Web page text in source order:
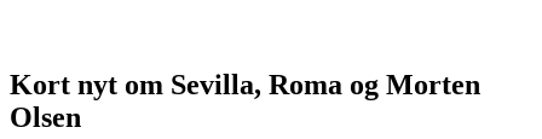
Kort nyt om Sevilla, Roma og Morten
Olsen